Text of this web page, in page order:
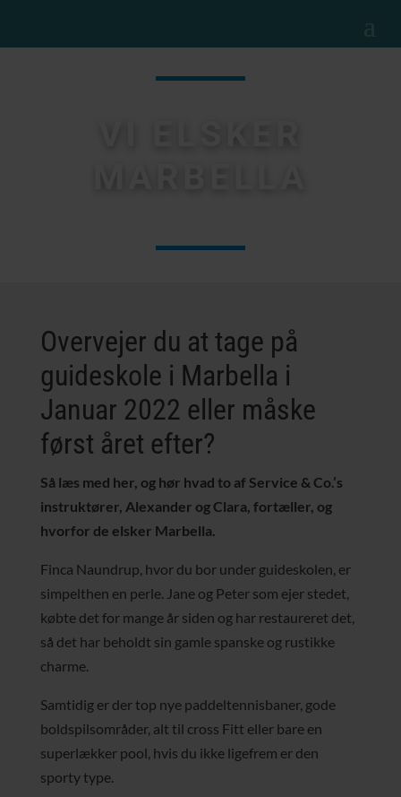
Overvejer du at tage på
guideskole i Marbella i
Januar 2022 eller måske
først året efter?
Så læs med her, og hør hvad to af Service & Co.’s
instruktører, Alexander og Clara, fortæller, og
hvorfor de elsker Marbella.
Finca Naundrup, hvor du bor under guideskolen, er
simpelthen en perle. Jane og Peter som ejer stedet,
købte det for mange år siden og har restaureret det,
så det har beholdt sin gamle spanske og rustikke
charme.
Samtidig er der top nye paddeltennisbaner, gode
boldspilsområder, alt til cross Fitt eller bare en
superlækker pool, hvis du ikke ligefrem er den
sporty type.